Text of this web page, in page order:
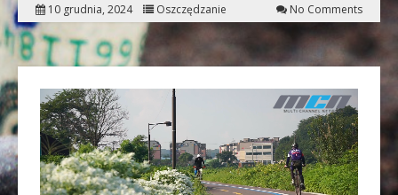
10 grudnia, 2024 Oszczędzanie No Comments